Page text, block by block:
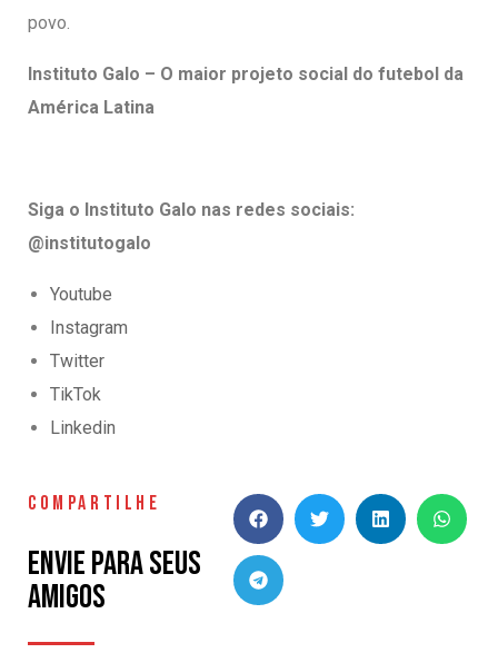
povo.
Instituto Galo – O maior projeto social do futebol da
América Latina
Siga o Instituto Galo nas redes sociais:
@institutogalo
Youtube
Instagram
Twitter
TikTok
Linkedin
COMPARTILHE
Envie para seus
amigos